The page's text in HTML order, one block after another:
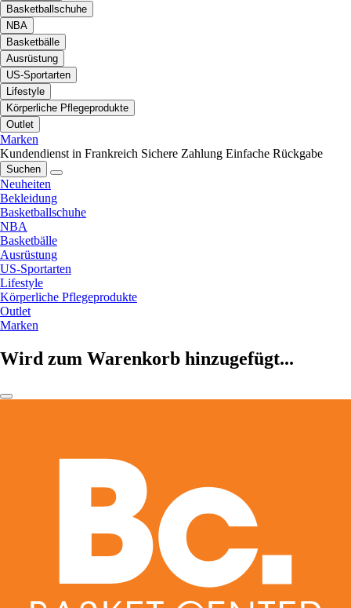
Basketballschuhe
NBA
Basketbälle
Ausrüstung
US-Sportarten
Lifestyle
Körperliche Pflegeprodukte
Outlet
Marken
Kundendienst in Frankreich Sichere Zahlung Einfache Rückgabe
Suchen
Neuheiten
Bekleidung
Basketballschuhe
NBA
Basketbälle
Ausrüstung
US-Sportarten
Lifestyle
Körperliche Pflegeprodukte
Outlet
Marken
Wird zum Warenkorb hinzugefügt...